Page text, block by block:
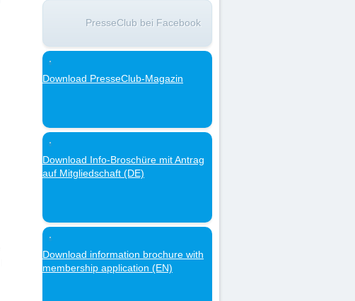
PresseClub bei Facebook
Download PresseClub-Magazin
Download Info-Broschüre mit Antrag
auf Mitgliedschaft (DE)
Download information brochure with
membership application (EN)